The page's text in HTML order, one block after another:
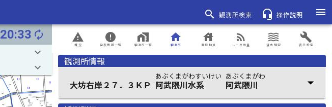
search 観測所検索 headset_mic 操作説明
menu
20:33 autorenew
keyboard_arrow_down
keyboard_arrow_down
概況
report_problem
発表情報一覧
error
観測所一覧
home_work
観測所
home
登録地点
house
レーダ雨量
rss_feed
浸水想定
waves
表示設定
build
観測所情報
大坊右岸２７．３ＫＰ
あぶくまがわすいけい
阿武隈川水系
あぶくまがわ
阿武隈川 arrow_drop_down